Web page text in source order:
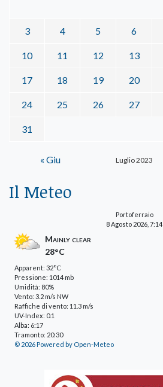
Luglio 2023
3 4 5 6
10 11 12 13
17 18 19 20
24 25 26 27
31
« Giu
Il Meteo
Portoferraio
8 Agosto 2026, 7:14
Mainly clear
28°C
Apparent: 32°C
Pressione: 1014 mb
Umidità: 80%
Vento: 3.2 m/s NW
Raffiche di vento: 11.3 m/s
UV-Index: 0.1
Alba: 6:17
Tramonto: 20:30
© 2026 Powered by Open-Meteo